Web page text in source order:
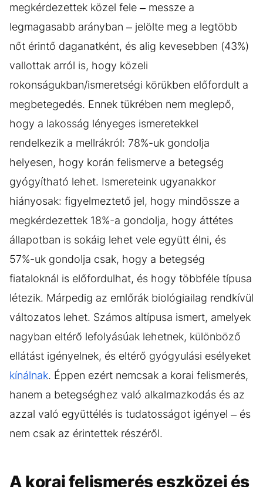
megkérdezettek közel fele – messze a
legmagasabb arányban – jelölte meg a legtöbb
nőt érintő daganatként, és alig kevesebben (43%)
vallottak arról is, hogy közeli
rokonságukban/ismeretségi körükben előfordult a
megbetegedés. Ennek tükrében nem meglepő,
hogy a lakosság lényeges ismeretekkel
rendelkezik a mellrákról: 78%-uk gondolja
helyesen, hogy korán felismerve a betegség
gyógyítható lehet. Ismereteink ugyanakkor
hiányosak: figyelmeztető jel, hogy mindössze a
megkérdezettek 18%-a gondolja, hogy áttétes
állapotban is sokáig lehet vele együtt élni, és
57%-uk gondolja csak, hogy a betegség
fiataloknál is előfordulhat, és hogy többféle típusa
létezik. Márpedig az emlőrák biológiailag rendkívül
változatos lehet. Számos altípusa ismert, amelyek
nagyban eltérő lefolyásúak lehetnek, különböző
ellátást igényelnek, és eltérő gyógyulási esélyeket
kínálnak. Éppen ezért nemcsak a korai felismerés,
hanem a betegséghez való alkalmazkodás és az
azzal való együttélés is tudatosságot igényel – és
nem csak az érintettek részéről.
A korai felismerés eszközei és